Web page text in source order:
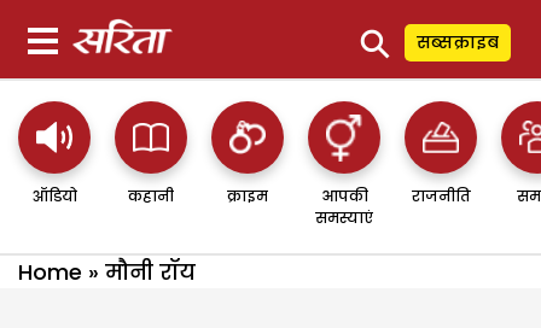
⚲ सब्सक्राइब
ऑडियो कहानी क्राइम
आपकी
समस्याएं
राजनीति
Home » मौनी रॉय